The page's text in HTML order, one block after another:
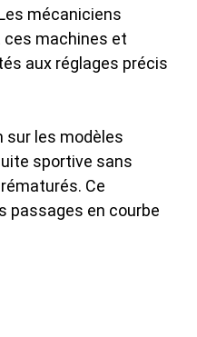
mécaniciens
machines et
aux réglages précis
sur les modèles
sportive sans
Ce
passages en courbe